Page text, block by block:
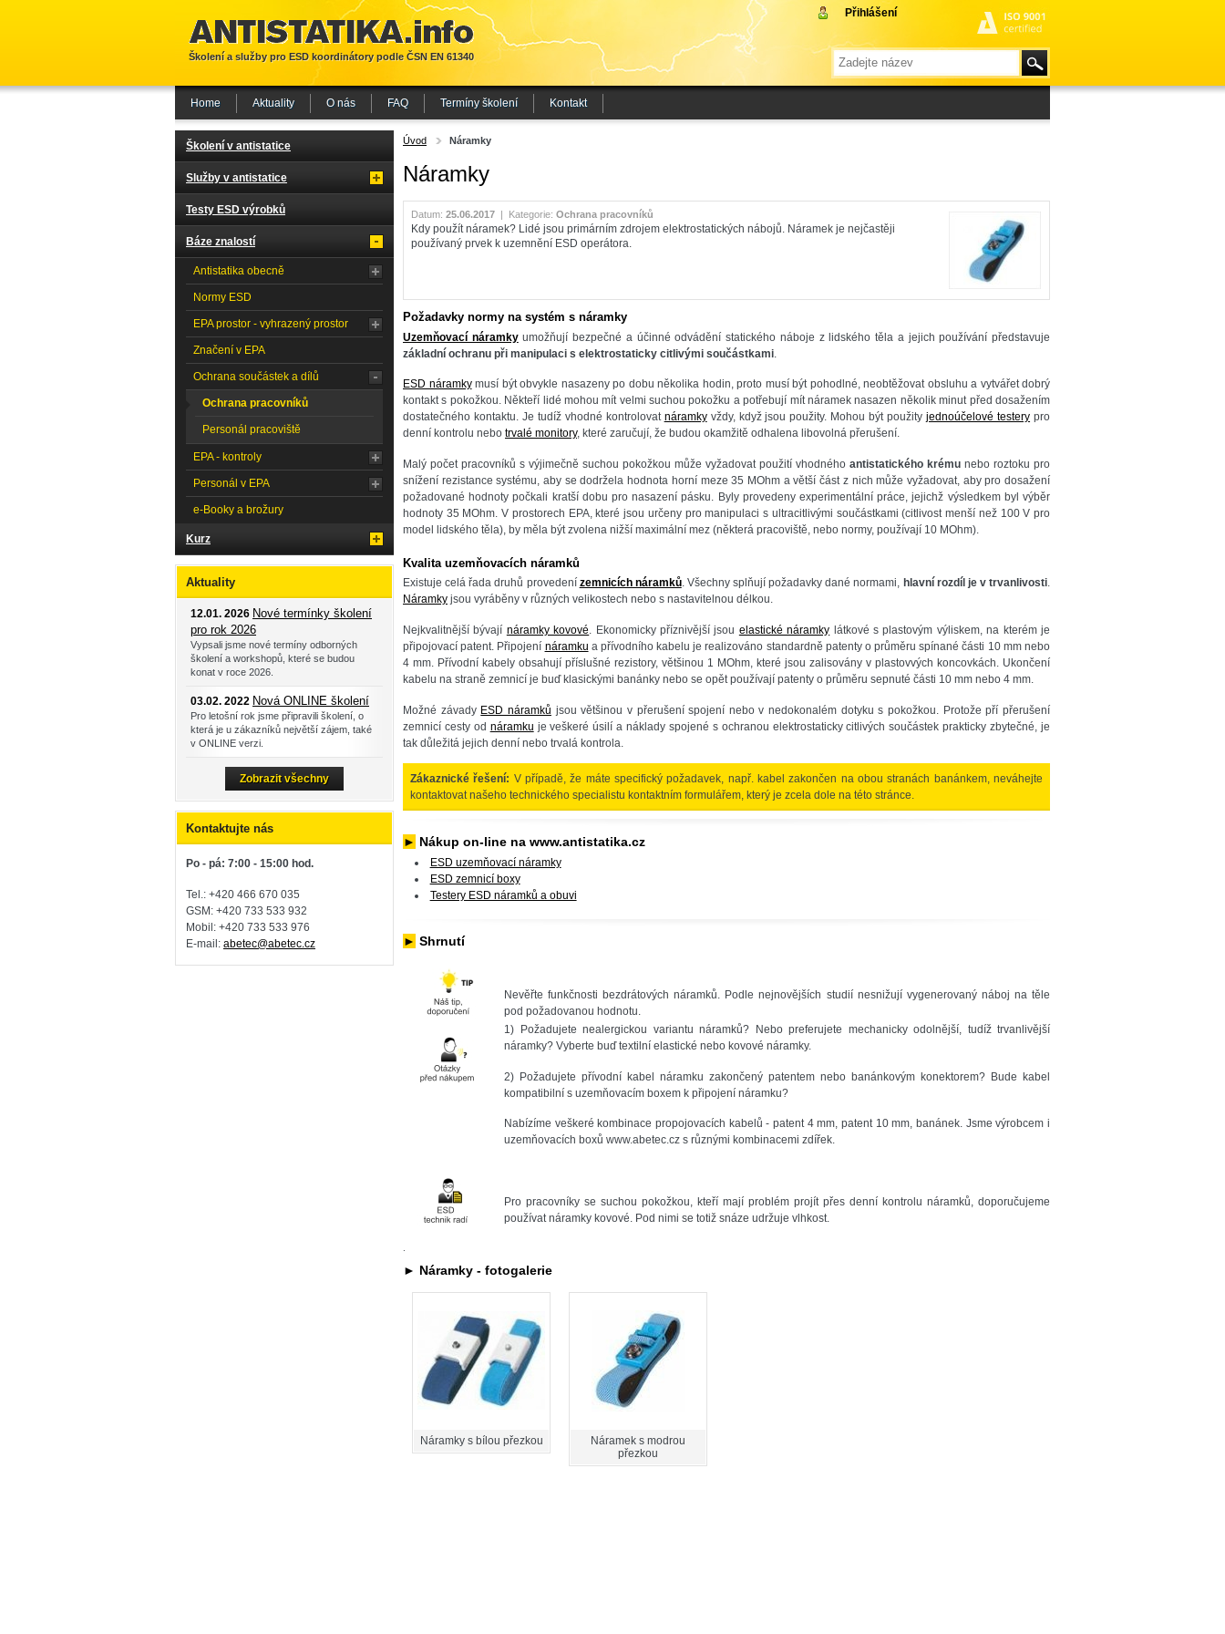
Úvod Náramky
Náramky
Datum: 25.06.2017 Kategorie: Ochrana pracovníků
Kdy použít náramek? Lidé jsou primárním zdrojem elektrostatických nábojů. Náramek je nejčastěji
používaný prvek k uzemnění ESD operátora.
Požadavky normy na systém s náramky
Uzemňovací náramkyumožňují bezpečné a účinné odvádění statického náboje z lidského těla a jejich používání představuje
základní ochranu při manipulaci s elektrostaticky citlivými součástkami
ESD náramkymusí být obvykle nasazeny po dobu několika hodin, proto musí být pohodlné, neobtěžovat obsluhu a vytvářet dobrý
kontakt s pokožkou. Někteří lidé mohou mít velmi suchou pokožku a potřebují mít náramek nasazen několik minut před dosažením
dostatečného kontaktu. Je tudíž vhodné kontrolovat náramkyvždy, když jsou použity. Mohou být použityjednoúčelové testery pro
denní kontrolu nebo trvalé monitory, které zaručují, že budou okamžitě odhalena libovolná přerušení.
Malý počet pracovníků s výjimečně suchou pokožkou může vyžadovat použití vhodného antistatického krému nebo roztoku pro
snížení rezistance systému, aby se dodržela hodnota horní meze 35 MOhm a větší část z nich může vyžadovat, aby pro dosažení
požadované hodnoty počkali kratší dobu pro nasazení pásku. Byly provedeny experimentální práce, jejichž výsledkem byl výběr
hodnoty 35 MOhm. V prostorech EPA, které jsou určeny pro manipulaci s ultracitlivými součástkami (citlivost menší než 100 V pro
model lidského těla), by měla být zvolena nižší maximální mez (některá pracoviště, nebo normy, používají 10 MOhm).
Kvalita uzemňovacích náramků
Existuje celá řada druhů provedení zemnicích náramků. Všechny splňují požadavky dané normami, hlavní rozdíl je v trvanlivosti.
Náramky jsou vyráběny v různých velikostech nebo s nastavitelnou délkou.
Nejkvalitnější bývají náramky kovové. Ekonomicky příznivější jsou elastické náramky látkové s plastovým výliskem, na kterém je
připojovací patent. Připojení náramku a přívodního kabelu je realizováno standardně patenty o průměru spínané části 10 mm nebo
4 mm. Přívodní kabely obsahují příslušné rezistory, většinou 1 MOhm, které jsou zalisovány v plastovvých koncovkách. Ukončení
kabelu na straně zemnicí je buď klasickými banánky nebo se opět používají patenty o průměru sepnuté části 10 mm nebo 4 mm.
Možné závady ESD náramků jsou většinou v přerušení spojení nebo v nedokonalém dotyku s pokožkou. Protože pří přerušení
zemnicí cesty od náramku je veškeré úsilí a náklady spojené s ochranou elektrostaticky citlivých součástek prakticky zbytečné, je
tak důležitá jejich denní nebo trvalá kontrola.
Zákaznické řešení: V případě, že máte specifický požadavek, např. kabel zakončen na obou stranách banánkem, neváhejte
kontaktovat našeho technického specialistu kontaktním formulářem, který je zcela dole na této stránce.
► Nákup on-line na www.antistatika.cz
ESD uzemňovací náramky
ESD zemnicí boxy
Testery ESD náramků a obuvi
► Shrnutí
Nevěřte funkčnosti bezdrátových náramků. Podle nejnovějších studií nesnižují vygenerovaný náboj na těle
pod požadovanou hodnotu.
1) Požadujete nealergickou variantu náramků? Nebo preferujete mechanicky odolnější, tudíž trvanlivější
náramky? Vyberte buď textilní elastické nebo kovové náramky.
2) Požadujete přívodní kabel náramku zakončený patentem nebo banánkovým konektorem? Bude kabel
kompatibilní s uzemňovacím boxem k připojení náramku?
Nabízíme veškeré kombinace propojovacích kabelů - patent 4 mm, patent 10 mm, banánek. Jsme výrobcem i
uzemňovacích boxů www.abetec.cz s různými kombinacemi zdířek.
Pro pracovníky se suchou pokožkou, kteří mají problém projít přes denní kontrolu náramků, doporučujeme
používat náramky kovové. Pod nimi se totiž snáze udržuje vlhkost.
.
► Náramky - fotogalerie
Náramky s bílou přezkou
Náramek s modrou
přezkou
Školení v antistatice
Služby v antistatice
Testy ESD výrobků
Báze znalostí
Antistatika obecně
Normy ESD
EPA prostor - vyhrazený prostor
Značení v EPA
Ochrana součástek a dílů
Ochrana pracovníků
Personál pracoviště
EPA - kontroly
Personál v EPA
e-Booky a brožury
Kurz
Aktuality
12.01. 2026 Nové termínky školení
pro rok 2026
Vypsali jsme nové termíny odborných
školení a workshopů, které se budou
konat v roce 2026.
03.02. 2022 Nová ONLINE školení
Pro letošní rok jsme připravili školení, o
která je u zákazníků největší zájem, také
v ONLINE verzi.
Zobrazit všechny
Kontaktujte nás
Po - pá: 7:00 - 15:00 hod.
Tel.: +420 466 670 035
GSM: +420 733 533 932
Mobil: +420 733 533 976
E-mail: abetec@abetec.cz
Školení a služby pro ESD koordinátory podle ČSN EN 61340
Přihlášení
Home Aktuality O nás FAQ Termíny školení Kontakt